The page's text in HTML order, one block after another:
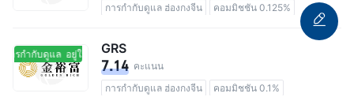
การกำกับดูแล ฮ่องกงจีน
คอมมิชชัน 0.125%
ารกำกับดูแล อยู่ในการกำกับดูแล
GRS
7.14 คะแนน
การกำกับดูแล ฮ่องกงจีน
คอมมิชชัน 0.1%